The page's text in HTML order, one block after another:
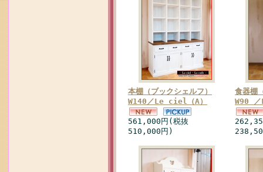
本棚（ブックシェルフ）
W140／Le ciel（A）
561,000円(税抜
510,000円)
食器棚
W90